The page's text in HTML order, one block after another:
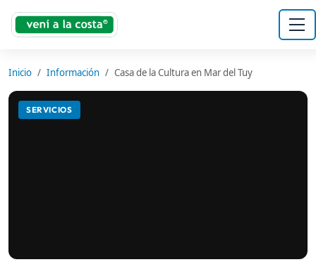
Inicio Información Casa de la Cultura en Mar del Tuy
SERVICIOS